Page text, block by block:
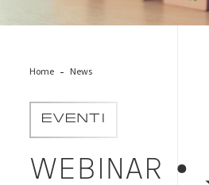
Home News
EVENTI
WEBINAR •